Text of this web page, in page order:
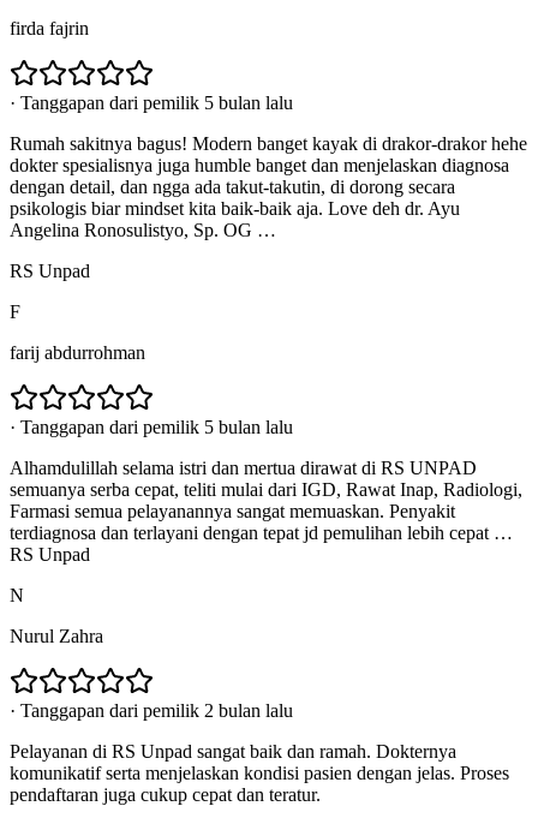
firda fajrin
· Tanggapan dari pemilik 5 bulan lalu
Rumah sakitnya bagus! Modern banget kayak di drakor-drakor hehe
dokter spesialisnya juga humble banget dan menjelaskan diagnosa
dengan detail, dan ngga ada takut-takutin, di dorong secara
psikologis biar mindset kita baik-baik aja. Love deh dr. Ayu
Angelina Ronosulistyo, Sp. OG …
RS Unpad
F
farij abdurrohman
· Tanggapan dari pemilik 5 bulan lalu
Alhamdulillah selama istri dan mertua dirawat di RS UNPAD
semuanya serba cepat, teliti mulai dari IGD, Rawat Inap, Radiologi,
Farmasi semua pelayanannya sangat memuaskan. Penyakit
terdiagnosa dan terlayani dengan tepat jd pemulihan lebih cepat …
RS Unpad
N
Nurul Zahra
· Tanggapan dari pemilik 2 bulan lalu
Pelayanan di RS Unpad sangat baik dan ramah. Dokternya
komunikatif serta menjelaskan kondisi pasien dengan jelas. Proses
pendaftaran juga cukup cepat dan teratur.